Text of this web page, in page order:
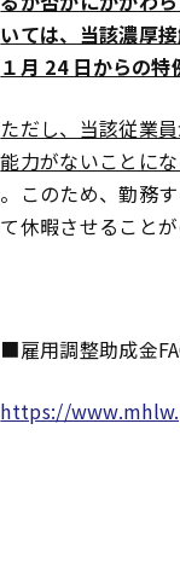
いては、当該濃厚
１月 24 日からの特
ただし、当該従業
能力がないことに
。このため、勤務
て休暇させること
■雇用調整助成金
https://